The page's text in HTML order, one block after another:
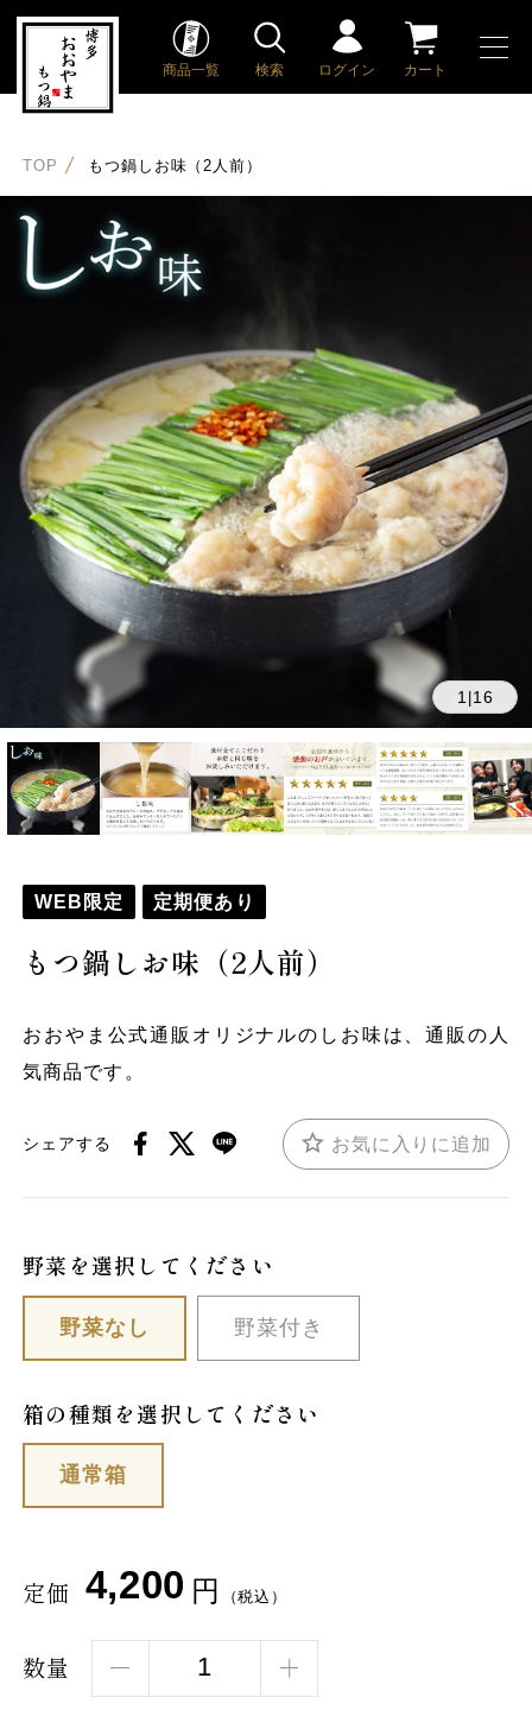
商品一覧 検索 ログイン カート
TOP もつ鍋しお味（2人前）
1 |16
WEB限定 定期便あり
もつ鍋しお味（2人前）
おおやま公式通販オリジナルのしお味は、通販の人
気商品です。
シェアする お気に入りに追加
野菜を選択してください
野菜なし 野菜付き
箱の種類を選択してください
通常箱
定価 4,200 円 （税込）
数量